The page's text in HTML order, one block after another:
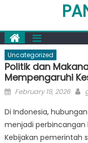
Uncategorized
Politik dan
Mempengaruhi
Posted
February 19, 2026
Di Indonesia,
menjadi
Kebijakan pemerintah